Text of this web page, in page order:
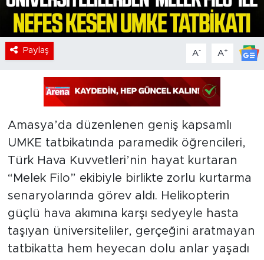
Paylaş A- A+
Amasya’da düzenlenen geniş kapsamlı
UMKE tatbikatında paramedik öğrencileri,
Türk Hava Kuvvetleri’nin hayat kurtaran
“Melek Filo” ekibiyle birlikte zorlu kurtarma
senaryolarında görev aldı. Helikopterin
güçlü hava akımına karşı sedyeyle hasta
taşıyan üniversiteliler, gerçeğini aratmayan
tatbikatta hem heyecan dolu anlar yaşadı